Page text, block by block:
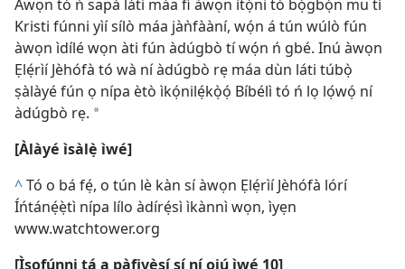
Àwọn tó ń sapá láti máa fi àwọn ìtọ́ni tó bọ́gbọ́n mu tí
Kristi fúnni yìí sílò máa jàǹfààní, wọ́n á tún wúlò fún
àwọn ìdílé wọn àti fún àdúgbò tí wọ́n ń gbé. Inú àwọn
Ẹlẹ́rìí Jèhófà tó wà ní àdúgbò rẹ máa dùn láti túbọ̀
ṣàlàyé fún ọ nípa ètò ìkọ́nilẹ́kọ̀ọ́ Bíbélì tó ń lọ lọ́wọ́ ní
àdúgbò rẹ. *
[Àlàyé ìsàlẹ̀ ìwé]
^Tó o bá fẹ́, o tún lè kàn sí àwọn Ẹlẹ́rìí Jèhófà lórí
Íńtánẹ́ẹ̀tì nípa lílo àdírẹ́sì ìkànnì wọn, ìyẹn
www.watchtower.org
[Ìsọfúnni tá a pàfiyèsí sí ní ojú ìwé 10]